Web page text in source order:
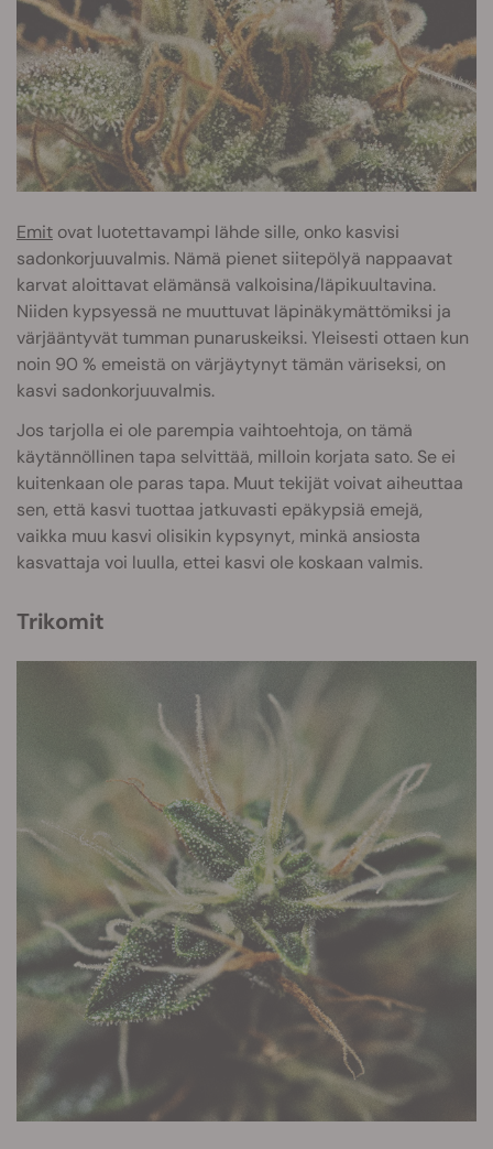
Emit ovat luotettavampi lähde sille, onko kasvisi
sadonkorjuuvalmis. Nämä pienet siitepölyä nappaavat
karvat aloittavat elämänsä valkoisina/läpikuultavina.
Niiden kypsyessä ne muuttuvat läpinäkymättömiksi ja
värjääntyvät tumman punaruskeiksi. Yleisesti ottaen kun
noin 90 % emeistä on värjäytynyt tämän väriseksi, on
kasvi sadonkorjuuvalmis.
Jos tarjolla ei ole parempia vaihtoehtoja, on tämä
käytännöllinen tapa selvittää, milloin korjata sato. Se ei
kuitenkaan ole paras tapa. Muut tekijät voivat aiheuttaa
sen, että kasvi tuottaa jatkuvasti epäkypsiä emejä,
vaikka muu kasvi olisikin kypsynyt, minkä ansiosta
kasvattaja voi luulla, ettei kasvi ole koskaan valmis.
Trikomit